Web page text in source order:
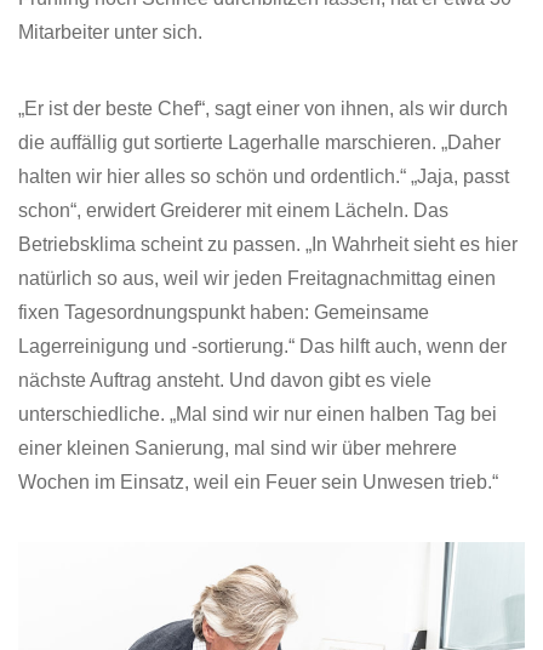
Mitarbeiter unter sich.
„Er ist der beste Chef“, sagt einer von ihnen, als wir durch
die auffällig gut sortierte Lagerhalle marschieren. „Daher
halten wir hier alles so schön und ordentlich.“ „Jaja, passt
schon“, erwidert Greiderer mit einem Lächeln. Das
Betriebsklima scheint zu passen. „In Wahrheit sieht es hier
natürlich so aus, weil wir jeden Freitagnachmittag einen
fixen Tagesordnungspunkt haben: Gemeinsame
Lagerreinigung und -sortierung.“ Das hilft auch, wenn der
nächste Auftrag ansteht. Und davon gibt es viele
unterschiedliche. „Mal sind wir nur einen halben Tag bei
einer kleinen Sanierung, mal sind wir über mehrere
Wochen im Einsatz, weil ein Feuer sein Unwesen trieb.“